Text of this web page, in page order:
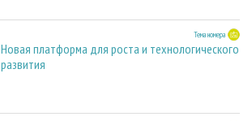
Тема номера
Новая платформа для роста и технологического
развития